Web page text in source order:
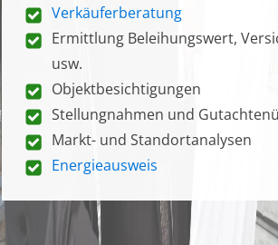
Verkäuferberatung
Ermittlung Beleihungswert,
usw.
Objektbesichtigungen
Stellungnahmen und
Markt- und Standortanalysen
Energieausweis